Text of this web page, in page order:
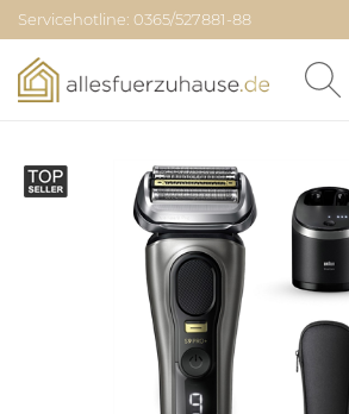
Servicehotline: 0365/527881-88